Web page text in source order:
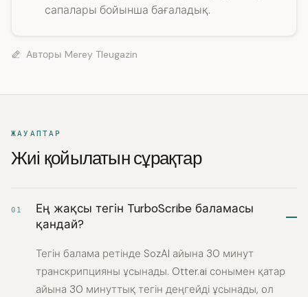
сапалары бойынша бағаладық.
Авторы Merey Tleugazin
ЖАУАПТАР
Жиі қойылатын сұрақтар
01
Ең жақсы тегін TurboScribe баламасы
қандай?
Тегін балама ретінде SozAI айына 30 минут
транскрипцияны ұсынады. Otter.ai сонымен қатар
айына 30 минуттық тегін деңгейді ұсынады, ол